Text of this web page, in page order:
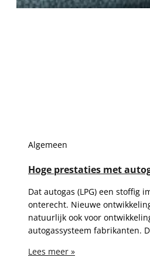
Algemeen
Hoge prestaties met
Dat autogas (LPG) een stoffig
onterecht. Nieuwe
natuurlijk ook voor
autogassysteem fabrikanten.
Lees meer »